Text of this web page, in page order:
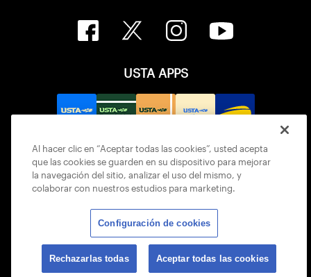
USTA APPS
© 2026 USTA ALL RIGHTS RESERVED
Al hacer clic en “Aceptar todas las cookies”, usted acepta
que las cookies se guarden en su dispositivo para mejorar
la navegación del sitio, analizar el uso del mismo, y
colaborar con nuestros estudios para marketing.
Configuración de cookies
Rechazarlas todas Aceptar todas las cookies